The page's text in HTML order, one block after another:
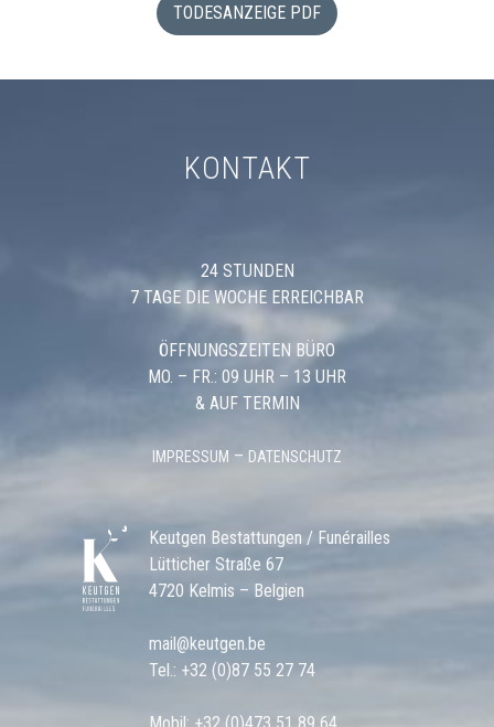
TODESANZEIGE PDF
KONTAKT
Keutgen Bestattungen / Funérailles
Lütticher Straße 67
4720 Kelmis – Belgien
mail@keutgen.be
Tel.: +32 (0)87 55 27 74
24 STUNDEN
7 TAGE DIE WOCHE ERREICHBAR
ÖFFNUNGSZEITEN BÜRO
MO. – FR.: 09 UHR – 13 UHR
& AUF TERMIN
IMPRESSUM – DATENSCHUTZ